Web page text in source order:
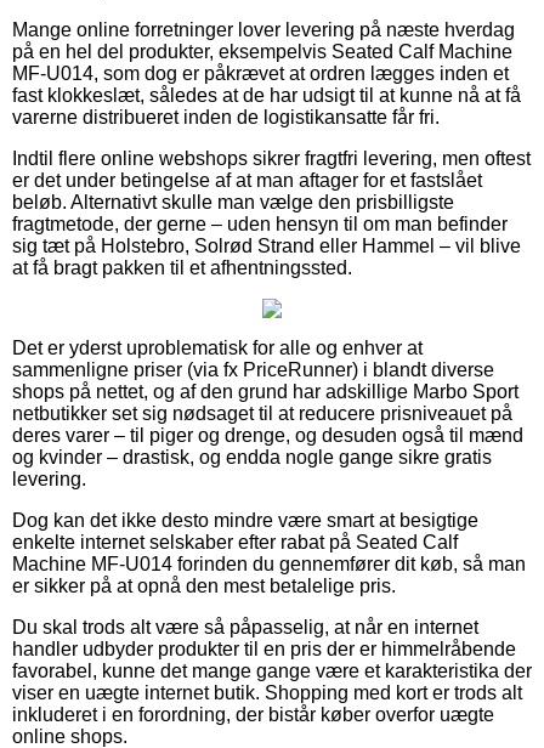
Mange online forretninger lover levering på næste hverdag
på en hel del produkter, eksempelvis Seated Calf Machine
MF-U014, som dog er påkrævet at ordren lægges inden et
fast klokkeslæt, således at de har udsigt til at kunne nå at få
varerne distribueret inden de logistikansatte får fri.
Indtil flere online webshops sikrer fragtfri levering, men oftest
er det under betingelse af at man aftager for et fastslået
beløb. Alternativt skulle man vælge den prisbilligste
fragtmetode, der gerne – uden hensyn til om man befinder
sig tæt på Holstebro, Solrød Strand eller Hammel – vil blive
at få bragt pakken til et afhentningssted.
Det er yderst uproblematisk for alle og enhver at
sammenligne priser (via fx PriceRunner) i blandt diverse
shops på nettet, og af den grund har adskillige Marbo Sport
netbutikker set sig nødsaget til at reducere prisniveauet på
deres varer – til piger og drenge, og desuden også til mænd
og kvinder – drastisk, og endda nogle gange sikre gratis
levering.
Dog kan det ikke desto mindre være smart at besigtige
enkelte internet selskaber efter rabat på Seated Calf
Machine MF-U014 forinden du gennemfører dit køb, så man
er sikker på at opnå den mest betalelige pris.
Du skal trods alt være så påpasselig, at når en internet
handler udbyder produkter til en pris der er himmelråbende
favorabel, kunne det mange gange være et karakteristika der
viser en uægte internet butik. Shopping med kort er trods alt
inkluderet i en forordning, der bistår køber overfor uægte
online shops.